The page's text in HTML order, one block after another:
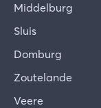
Middelburg
Sluis
Domburg
Zoutelande
Veere